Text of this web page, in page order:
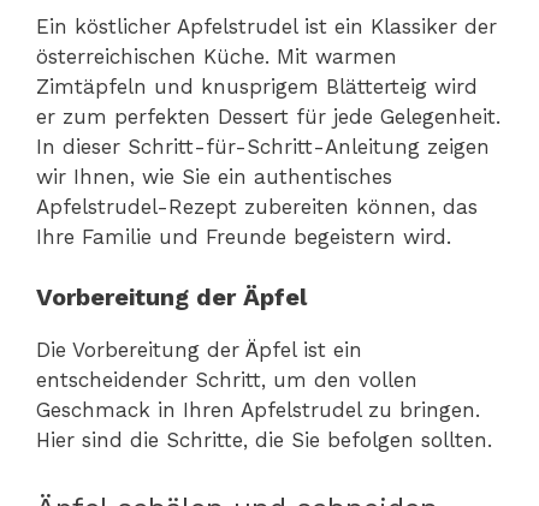
Ein köstlicher Apfelstrudel ist ein Klassiker der
österreichischen Küche. Mit warmen
Zimtäpfeln und knusprigem Blätterteig wird
er zum perfekten Dessert für jede Gelegenheit.
In dieser Schritt-für-Schritt-Anleitung zeigen
wir Ihnen, wie Sie ein authentisches
Apfelstrudel-Rezept zubereiten können, das
Ihre Familie und Freunde begeistern wird.
Vorbereitung der Äpfel
Die Vorbereitung der Äpfel ist ein
entscheidender Schritt, um den vollen
Geschmack in Ihren Apfelstrudel zu bringen.
Hier sind die Schritte, die Sie befolgen sollten.